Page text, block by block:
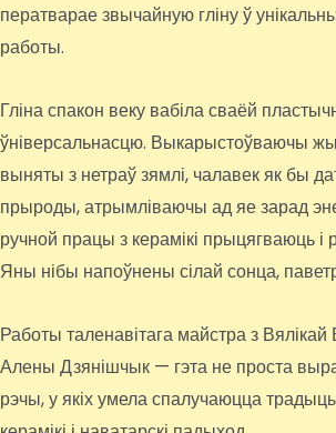
ператварае звычайную гліну ў
работы.
Гліна спакон веку вабіла сваёй
ўніверсальнасцю. Выкарыстоўваючы
выняты з нетраў зямлі, чалавек як бы
прыроды, атрымліваючы ад яе зарад
ручной працы з керамікі прыцягваюць і
Яны нібы напоўнены сілай сонца,
Работы таленавітага майстра з Вялікай
Алены Дзянішчык — гэта не проста
рэчы, у якіх умела спалучаюцца